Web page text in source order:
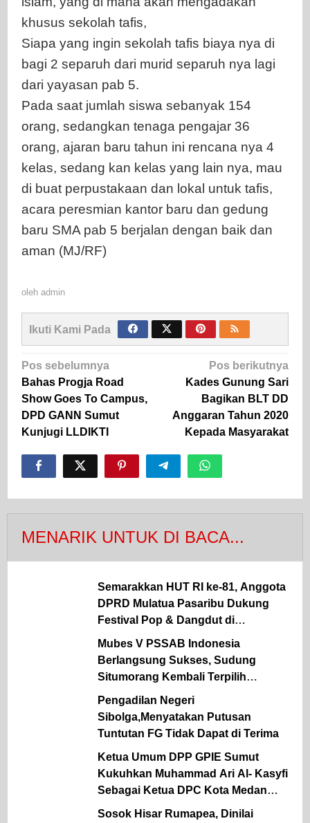
khusus sekolah tafis,
Siapa yang ingin sekolah tafis biaya nya di
bagi 2 separuh dari murid separuh nya lagi
dari yayasan pab 5.
Pada saat jumlah siswa sebanyak 154
orang, sedangkan tenaga pengajar 36
orang, ajaran baru tahun ini rencana nya 4
kelas, sedang kan kelas yang lain nya, mau
di buat perpustakaan dan lokal untuk tafis,
acara peresmian kantor baru dan gedung
baru SMA pab 5 berjalan dengan baik dan
aman (MJ/RF)
oleh admin
Ikuti Kami Pada
Navigasi
pos
Pos sebelumnya
Bahas Progja Road
Show Goes To Campus,
DPD GANN Sumut
Kunjugi LLDIKTI
Pos berikutnya
Kades Gunung Sari
Bagikan BLT DD
Anggaran Tahun 2020
Kepada Masyarakat
MENARIK UNTUK DI BACA...
Semarakkan HUT RI ke-81, Anggota
DPRD Mulatua Pasaribu Dukung
Festival Pop & Dangdut di
Labuhanbatu
Mubes V PSSAB Indonesia
Berlangsung Sukses, Sudung
Situmorang Kembali Terpilih
Sebagai Ketum Periode 2026 – 2031.
Pengadilan Negeri
Sibolga,Menyatakan Putusan
Tuntutan FG Tidak Dapat di Terima
Ketua Umum DPP GPIE Sumut
Kukuhkan Muhammad Ari Al- Kasyfi
Sebagai Ketua DPC Kota Medan
Periode 2026 – 2030.
Sosok Hisar Rumapea, Dinilai